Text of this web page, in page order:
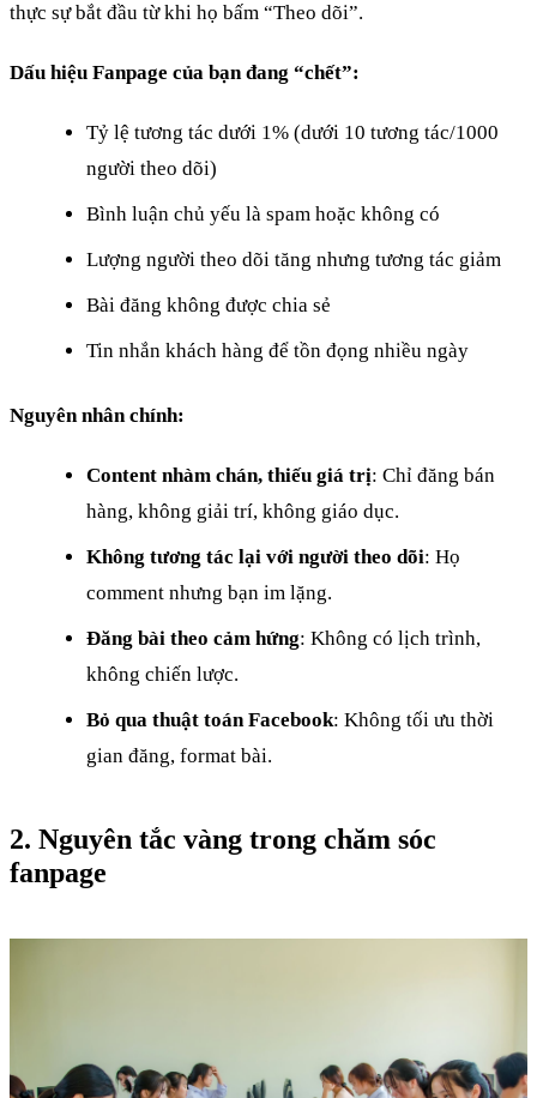
thực sự bắt đầu từ khi họ bấm “Theo dõi”.
Dấu hiệu Fanpage của bạn đang “chết”:
Tỷ lệ tương tác dưới 1% (dưới 10 tương tác/1000
người theo dõi)
Bình luận chủ yếu là spam hoặc không có
Lượng người theo dõi tăng nhưng tương tác giảm
Bài đăng không được chia sẻ
Tin nhắn khách hàng để tồn đọng nhiều ngày
Nguyên nhân chính:
Content nhàm chán, thiếu giá trị: Chỉ đăng bán
hàng, không giải trí, không giáo dục.
Không tương tác lại với người theo dõi: Họ
comment nhưng bạn im lặng.
Đăng bài theo cảm hứng: Không có lịch trình,
không chiến lược.
Bỏ qua thuật toán Facebook: Không tối ưu thời
gian đăng, format bài.
2. Nguyên tắc vàng trong chăm sóc
fanpage